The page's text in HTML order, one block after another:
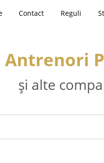
Contact Reguli
Antrenori
și alte